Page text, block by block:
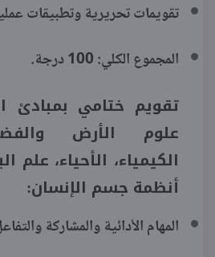
تقويمات تحريرية وتطبيقات عملية: 60
المجموع الكلي: 100 درجة.
تقويم ختامي بمبادئ
علوم الأرض
الكيمياء، الأحياء، علم
أنظمة جسم الإنسان:
المهام الأدائية والمشاركة والتفاعل: 40